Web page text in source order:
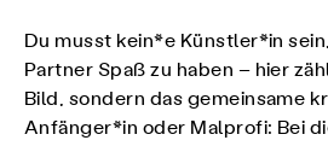
Du musst kein*e Künstler*in
Partner Spaß zu haben – hier
Bild, sondern das gemeinsame
Anfänger*in oder Malprofi: Bei